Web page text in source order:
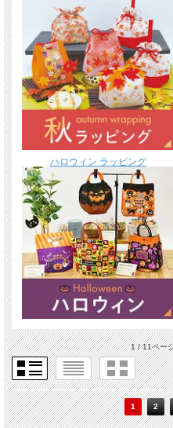
ハロウィン ラッピング
1 / 11ペー
1 2